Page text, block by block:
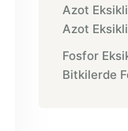
Azot
Azot
Fosfor
Bitkilerde